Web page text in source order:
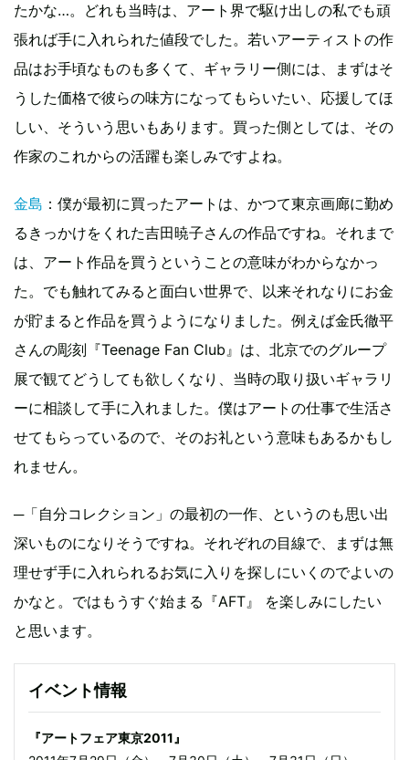
たかな…。どれも当時は、アート界で駆け出しの私でも頑
張れば手に入れられた値段でした。若いアーティストの作
品はお手頃なものも多くて、ギャラリー側には、まずはそ
うした価格で彼らの味方になってもらいたい、応援してほ
しい、そういう思いもあります。買った側としては、その
作家のこれからの活躍も楽しみですよね。
金島 ：僕が最初に買ったアートは、かつて東京画廊に勤め
るきっかけをくれた吉田暁子さんの作品ですね。それまで
は、アート作品を買うということの意味がわからなかっ
た。でも触れてみると面白い世界で、以来それなりにお金
が貯まると作品を買うようになりました。例えば金氏徹平
さんの彫刻『Teenage Fan Club』は、北京でのグループ
展で観てどうしても欲しくなり、当時の取り扱いギャラリ
ーに相談して手に入れました。僕はアートの仕事で生活さ
せてもらっているので、そのお礼という意味もあるかもし
れません。
─「自分コレクション」の最初の一作、というのも思い出
深いものになりそうですね。それぞれの目線で、まずは無
理せず手に入れられるお気に入りを探しにいくのでよいの
かなと。ではもうすぐ始まる『AFT』 を楽しみにしたい
と思います。
イベント情報
『アートフェア東京2011』